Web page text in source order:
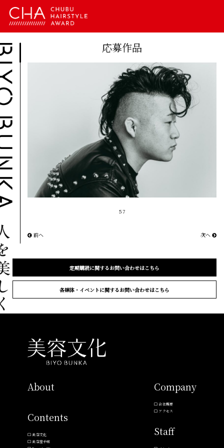
応募作品
57
前へ 次へ
定期購読に関するお問い合わせはこちら
各媒体・イベントに関するお問い合わせはこちら
About
Contents
美容文化
美容室手帖
Company
会社概要
アクセス
Staff